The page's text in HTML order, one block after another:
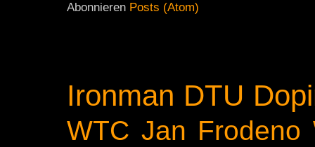
Abonnieren Posts (Atom)
Ironman DTU
WTC Jan Frodeno